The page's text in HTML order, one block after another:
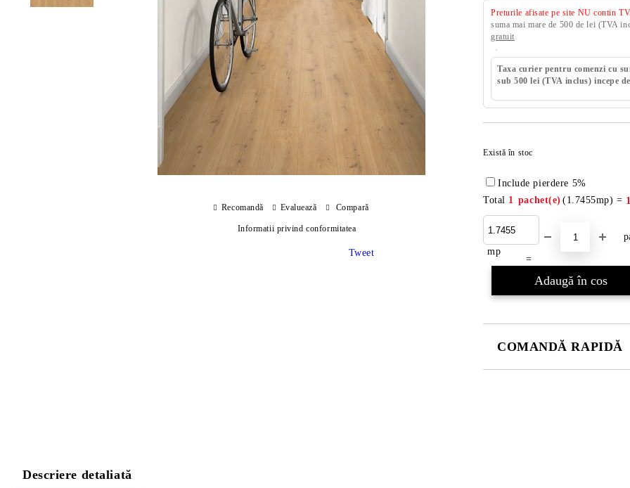
Preturile afisate pe site NU contin
suma mai mare de 500 de lei (TVA
gratuit
Taxa curier pentru comenzi cu
sub 500 lei (TVA inclus) incepe
Există în stoc
Include pierdere 5%
Total 1 pachet(e) (1.7455mp) =
mp
COMANDĂ RAPIDĂ
Recomandă Evaluează Compară
Informatii privind conformitatea
Tweet
Descriere detaliată